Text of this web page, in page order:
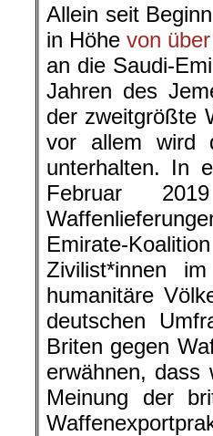
Allein seit
in Höhe von
an die Saudi-
Jahren des
der zweitgrößte
vor allem wird
unterhalten. In
Februar
Emirate-
Zivilist*innen
humanitäre
deutschen
Briten gegen
erwähnen, dass
Meinung der